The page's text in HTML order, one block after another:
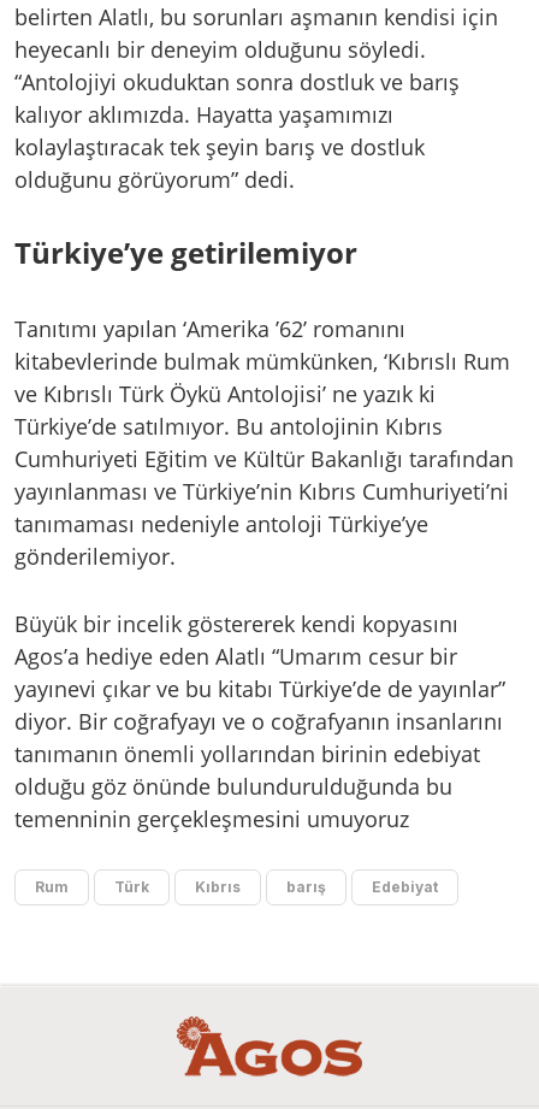
belirten Alatlı, bu sorunları aşmanın kendisi için
heyecanlı bir deneyim olduğunu söyledi.
“Antolojiyi okuduktan sonra dostluk ve barış
kalıyor aklımızda. Hayatta yaşamımızı
kolaylaştıracak tek şeyin barış ve dostluk
olduğunu görüyorum” dedi.
Türkiye’ye getirilemiyor
Tanıtımı yapılan ‘Amerika ’62’ romanını
kitabevlerinde bulmak mümkünken, ‘Kıbrıslı Rum
ve Kıbrıslı Türk Öykü Antolojisi’ ne yazık ki
Türkiye’de satılmıyor. Bu antolojinin Kıbrıs
Cumhuriyeti Eğitim ve Kültür Bakanlığı tarafından
yayınlanması ve Türkiye’nin Kıbrıs Cumhuriyeti’ni
tanımaması nedeniyle antoloji Türkiye’ye
gönderilemiyor.
Büyük bir incelik göstererek kendi kopyasını
Agos’a hediye eden Alatlı “Umarım cesur bir
yayınevi çıkar ve bu kitabı Türkiye’de de yayınlar”
diyor. Bir coğrafyayı ve o coğrafyanın insanlarını
tanımanın önemli yollarından birinin edebiyat
olduğu göz önünde bulundurulduğunda bu
temenninin gerçekleşmesini umuyoruz
Rum Türk Kıbrıs barış Edebiyat